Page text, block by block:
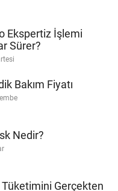
Ekspertiz İşlemi
Sürer?
Bakım Fiyatı
Nedir?
Tüketimini Gerçekten